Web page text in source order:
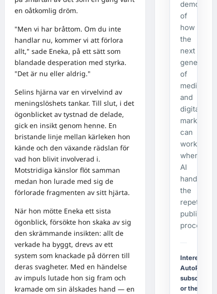
en oåtkomlig dröm.
"Men vi har bråttom. Om du inte
handlar nu, kommer vi att förlora
allt," sade Eneka, på ett sätt som
blandade desperation med styrka.
"Det är nu eller aldrig."
Selins hjärna var en virvelvind av
meningslöshets tankar. Till slut, i det
ögonblicket av tystnad de delade,
gick en insikt genom henne. En
bristande linje mellan kärleken hon
kände och den växande rädslan för
vad hon blivit involverad i.
Motstridiga känslor flöt samman
medan hon lurade med sig de
förlorade fragmenten av sitt hjärta.
När hon mötte Eneka ett sista
ögonblick, försökte hon skaka av sig
den skrämmande insikten: allt de
verkade ha byggt, drevs av ett
system som knackade på dörren till
deras svagheter. Med en händelse
av impuls lutade hon sig fram och
kramade om sin älskades hand — en
of
how
the
next
generation
of
media
and
digital
marketing
can
work
when
AI
handles
the
repetitive
publishing
process.
Interested
AutoPost, a
or the